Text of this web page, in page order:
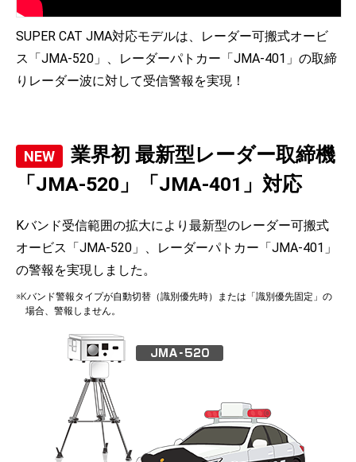
SUPER CAT JMA対応モデルは、レーダー可搬式オービ
ス「JMA-520」、レーダーパトカー「JMA-401」の取締
りレーダー波に対して受信警報を実現！
業界初 最新型レーダー取締機
「JMA-520」「JMA-401」対応
Kバンド受信範囲の拡大により最新型のレーダー可搬式
オービス「JMA-520」、レーダーパトカー「JMA-401」
の警報を実現しました。
※Kバンド警報タイプが自動切替（識別優先時）または「識別優先固定」の
場合、警報しません。